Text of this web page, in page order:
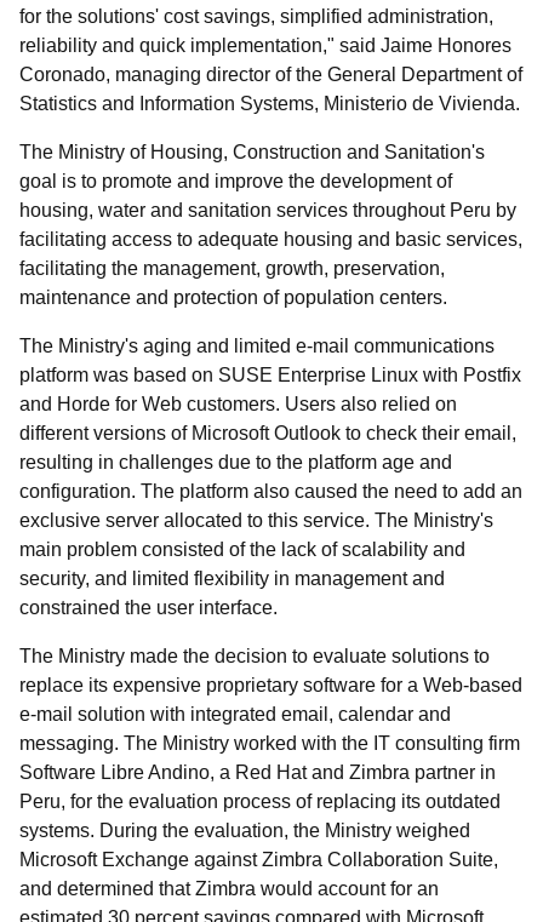
for the solutions' cost savings, simplified administration,
reliability and quick implementation," said Jaime Honores
Coronado, managing director of the General Department of
Statistics and Information Systems, Ministerio de Vivienda.
The Ministry of Housing, Construction and Sanitation's
goal is to promote and improve the development of
housing, water and sanitation services throughout Peru by
facilitating access to adequate housing and basic services,
facilitating the management, growth, preservation,
maintenance and protection of population centers.
The Ministry's aging and limited e-mail communications
platform was based on SUSE Enterprise Linux with Postfix
and Horde for Web customers. Users also relied on
different versions of Microsoft Outlook to check their email,
resulting in challenges due to the platform age and
configuration. The platform also caused the need to add an
exclusive server allocated to this service. The Ministry's
main problem consisted of the lack of scalability and
security, and limited flexibility in management and
constrained the user interface.
The Ministry made the decision to evaluate solutions to
replace its expensive proprietary software for a Web-based
e-mail solution with integrated email, calendar and
messaging. The Ministry worked with the IT consulting firm
Software Libre Andino, a Red Hat and Zimbra partner in
Peru, for the evaluation process of replacing its outdated
systems. During the evaluation, the Ministry weighed
Microsoft Exchange against Zimbra Collaboration Suite,
and determined that Zimbra would account for an
estimated 30 percent savings compared with Microsoft